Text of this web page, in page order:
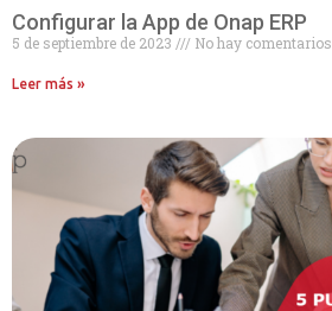
Configurar la App de Onap ERP
5 de septiembre de 2023 No hay comentarios
Leer más »